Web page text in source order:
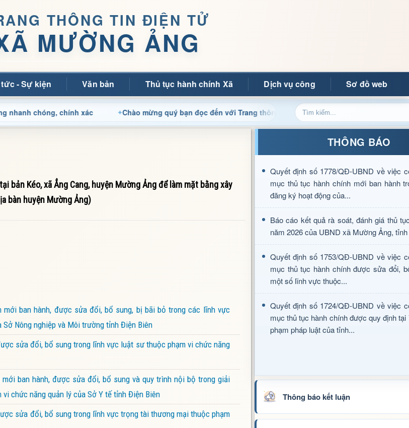
THÔNG TIN ĐIỆN TỬ
MƯỜNG ẢNG
- Sự kiện Văn bản Thủ tục hành chính Xã Dịch vụ công Sơ đồ web
chính xác Chào mừng quý bạn đọc đến với Trang thông tin điện tử xã Mường Ảng
bản Kéo, xã Ẳng Cang, huyện Mường Ảng để làm mặt bằng xây
bàn huyện Mường Ảng)
ban hành, được sửa đổi, bổ sung, bị bãi bỏ trong các lĩnh vực
Nông nghiệp và Môi trường tỉnh Điện Biên
sửa đổi, bổ sung trong lĩnh vực luật sư thuộc phạm vi chức năng
ban hành, được sửa đổi, bổ sung và quy trình nội bộ trong giải
chức năng quản lý của Sở Y tế tỉnh Điện Biên
sửa đổi, bổ sung trong lĩnh vực trọng tài thương mại thuộc phạm
THÔNG BÁO
Quyết định số 1778/QĐ-UBND về việc
mục thủ tục hành chính mới ban hành
đăng ký hoạt động của...
Báo cáo kết quả rà soát, đánh giá thủ
năm 2026 của UBND xã Mường Ảng,
Quyết định số 1753/QĐ-UBND về việc
mục thủ tục hành chính được sửa đổi,
một số lĩnh vực thuộc...
Quyết định số 1724/QĐ-UBND về việc
mục thủ tục hành chính được quy định tại
phạm pháp luật của tỉnh...
Thông báo kết luận